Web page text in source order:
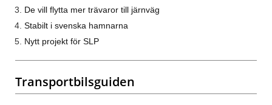
De vill flytta mer trävaror till järnväg
Stabilt i svenska hamnarna
Nytt projekt för SLP
Transportbilsguiden